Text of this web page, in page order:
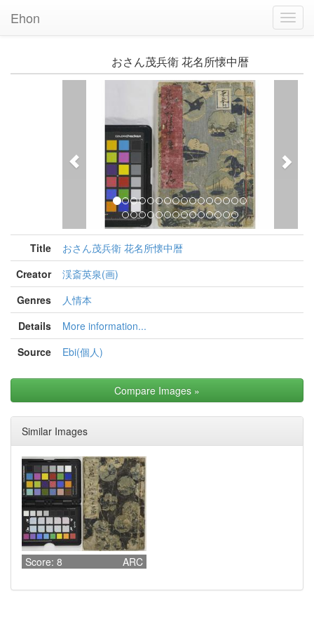
Ehon
おさん茂兵衛 花名所懐中暦
Title
おさん茂兵衛 花名所懐中暦
Creator
渓斎英泉(画)
Genres
人情本
Details
More information...
Source
Ebi(個人)
Compare Images »
Similar Images
Score: 8 ARC